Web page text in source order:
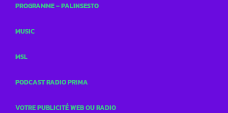
PROGRAMME – PALINSESTO
MUSIC
MSL
PODCAST RADIO PRIMA
VOTRE PUBLICITÉ WEB OU RADIO